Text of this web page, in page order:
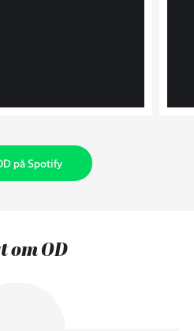
på Spotify
om OD